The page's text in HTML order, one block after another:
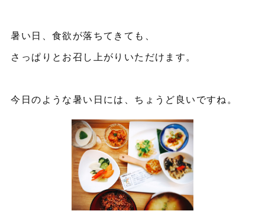
暑い日、食欲が落ちてきても、
さっぱりとお召し上がりいただけます。
今日のような暑い日には、ちょうど良いですね。